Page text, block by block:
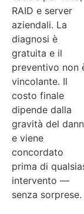
RAID e server
aziendali. La
diagnosi è
gratuita e il
preventivo non
vincolante. Il
costo finale
dipende dalla
gravità del
e viene
concordato
prima di
intervento —
senza sorprese.